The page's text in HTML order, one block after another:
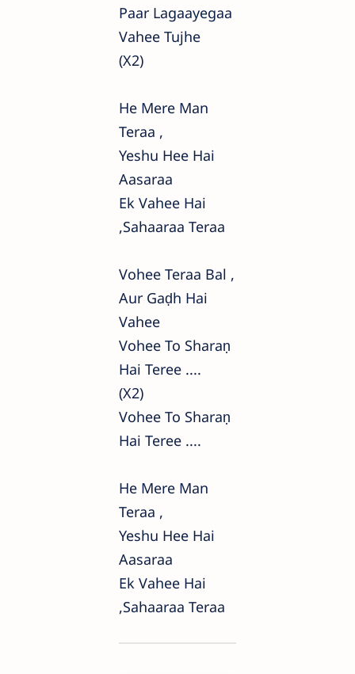
Paar Lagaayegaa
Vahee Tujhe
(x2)
He Mere Man
Teraa ,
Yeshu Hee Hai
Aasaraa
Ek Vahee Hai
,sahaaraa Teraa
Vohee Teraa Bal ,
Aur Gaḍh Hai
Vahee
Vohee To Sharaṇ
Hai Teree ....
(x2)
Vohee To Sharaṇ
Hai Teree ....
He Mere Man
Teraa ,
Yeshu Hee Hai
Aasaraa
Ek Vahee Hai
,sahaaraa Teraa